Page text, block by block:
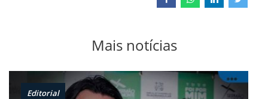
Mais notícias
Editorial